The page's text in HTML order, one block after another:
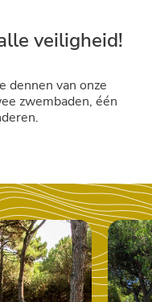
veiligheid!
dennen van onze
zwembaden, één